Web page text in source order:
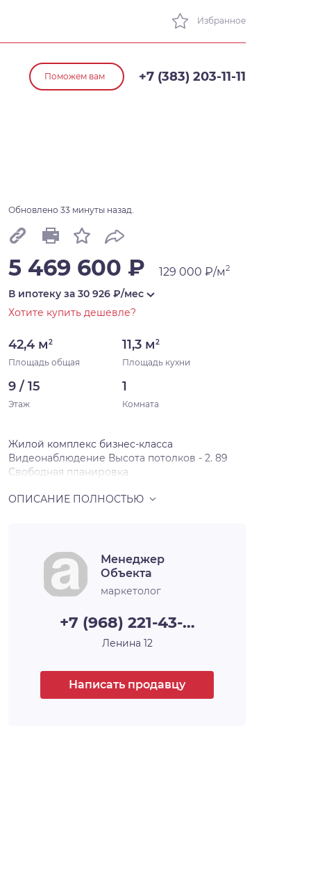
Избранное
Поможем вам +7 (383) 203-11-11
Обновлено 33 минуты назад.
5 469 600 ₽ 129 000 ₽/м2
В ипотеку за 30 926 ₽/мес
Хотите купить дешевле?
42,4 м2
Площадь общая
11,3 м2
Площадь кухни
9 / 15
Этаж
1
Комната
Жилой комплекс бизнес-класса
Видеонаблюдение Высота потолков - 2. 89
Свободная планировка
Менеджер
Объекта
маркетолог
+7 (968) 221-43-…
Ленина 12
Написать продавцу